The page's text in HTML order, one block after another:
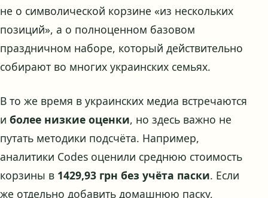
не о символической корзине «из нескольких
позиций», а о полноценном базовом
праздничном наборе, который действительно
собирают во многих украинских семьях.
В то же время в украинских медиа встречаются
и более низкие оценки, но здесь важно не
путать методики подсчёта. Например,
аналитики Codes оценили среднюю стоимость
корзины в 1429,93 грн без учёта паски. Если
же отдельно добавить домашнюю паску,